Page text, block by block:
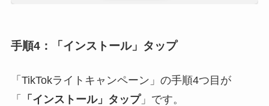
手順4：「インストール」タップ
「TikTokライトキャンペーン」の手順4つ目が
「
「インストール」タップ」です。